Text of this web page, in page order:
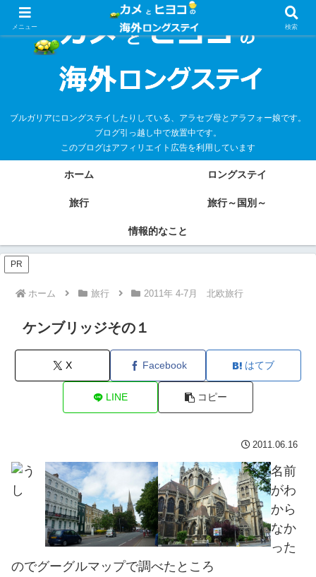
ブルガリアにロングステイしたりしている、アラセブ母とアラフォー娘です。
ブログ引っ越し中で放置中です。
このブログはアフィリエイト広告を利用しています
ホーム ロングステイ
旅行 旅行～国別～
情報的なこと
PR
ホーム 旅行 2011年 4-7月 北欧旅行
ケンブリッジその１
X Facebook はてブ
LINE コピー
2011.06.16
名前
がわ
から
なか
った
のでグーグルマップで調べたところ
メニュー 検索